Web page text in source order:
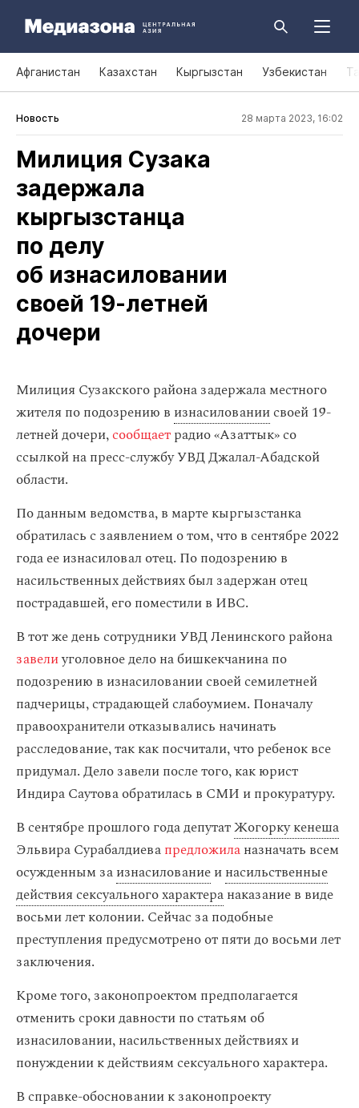
Афганистан Казахстан Кыргызстан Узбекистан
Новость 28 марта 2023, 16:02
Милиция Сузака
задержала
кыргызстанца
по делу
об изнасиловании
своей 19‑летней
дочери
Милиция Сузакского района задержала местного
жителя по подозрению в изнасилованиисвоей 19-
летней дочери,сообщаетрадио «Азаттык» со
ссылкой на пресс-службу УВД Джалал-Абадской
области.
По данным ведомства, в марте кыргызстанка
обратилась с заявлением о том, что в сентябре 2022
года ее изнасиловал отец. По подозрению в
насильственных действиях был задержан отец
пострадавшей, его поместили в ИВС.
В тот же день сотрудники УВД Ленинского района
завелиуголовное дело на бишкекчанина по
подозрению в изнасиловании своей семилетней
падчерицы, страдающей слабоумием. Поначалу
правоохранители отказывались начинать
расследование, так как посчитали, что ребенок все
придумал. Дело завели после того, как юрист
Индира Саутова обратилась в СМИ и прокуратуру.
В сентябре прошлого года депутатЖогорку кенеша
Эльвира Сурабалдиевапредложиланазначать всем
осужденным заизнасилованиеинасильственные
действия сексуального характеранаказание в виде
восьми лет колонии. Сейчас за подобные
преступления предусмотрено от пяти до восьми лет
заключения.
Кроме того, законопроектом предполагается
отменить сроки давности по статьям об
изнасиловании, насильственных действиях и
понуждении к действиям сексуального характера.
В справке-обосновании к законопроекту